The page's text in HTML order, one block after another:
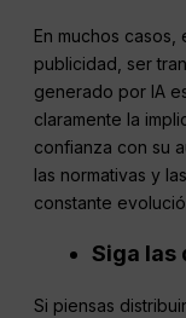
En muchos
publicidad, ser
generado por IA
claramente la
confianza con su
las normativas y
constante
Siga las
Si piensas